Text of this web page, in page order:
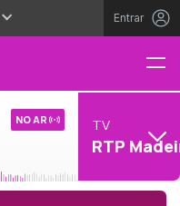
Entrar
NO AR TV
RTP